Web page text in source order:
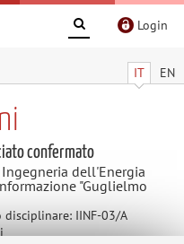
Login
IT EN
confermato
dell'Energia
"Guglielmo
IINF-03/A